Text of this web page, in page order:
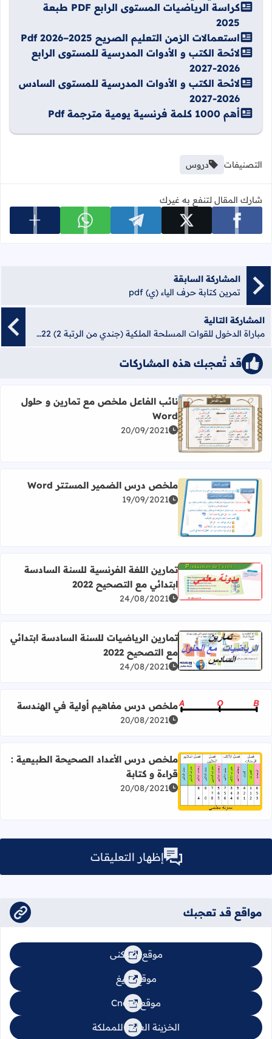
كراسة الرياضيات المستوى الرابع PDF طبعة
2025
استعمالات الزمن التعليم الصريح 2025–2026 Pdf
لائحة الكتب و الأدوات المدرسية للمستوى الرابع
2026-2027
لائحة الكتب و الأدوات المدرسية للمستوى السادس
2026-2027
أهم 1000 كلمة فرنسية يومية مترجمة Pdf
التصنيفات دروس
شارك المقال لتنفع به غيرك
شارك على facebook شارك على x شارك على telegram شارك على whatsapp عرض
المشاركة السابقة
تمرين كتابة حرف الياء (ي) pdf
المشاركة التالية
مباراة الدخول للقوات المسلحة الملكية (جندي من الرتبة 2) 2022
قد تُعجبك هذه المشاركات
اقرأ المزيد عن نائب الفاعل ملخص مع تمارين و حلول Word
نائب الفاعل ملخص مع تمارين و حلول
Word
20/09/2021
اقرأ المزيد عن ملخص درس الضمير المستتر Word
ملخص درس الضمير المستتر Word
19/09/2021
اقرأ المزيد عن تمارين اللغة الفرنسية للسنة السادسة ابتدائي
تمارين اللغة الفرنسية للسنة السادسة
ابتدائي مع التصحيح 2022
24/08/2021
اقرأ المزيد عن تمارين الرياضيات للسنة السادسة ابتدائي مع
تمارين الرياضيات للسنة السادسة ابتدائي
مع التصحيح 2022
24/08/2021
اقرأ المزيد عن ملخص درس مفاهيم أولية في الهندسة
ملخص درس مفاهيم أولية في الهندسة
20/08/2021
اقرأ المزيد عن ملخص درس الأعداد الصحيحة الطبيعية :
ملخص درس الأعداد الصحيحة الطبيعية :
قراءة و كتابة
20/08/2021
إظهار التعليقات
مواقع قد تعجبك
موقع السكنى
موقع تبليغ
موقع Cnops
الخزينة العامة للمملكة